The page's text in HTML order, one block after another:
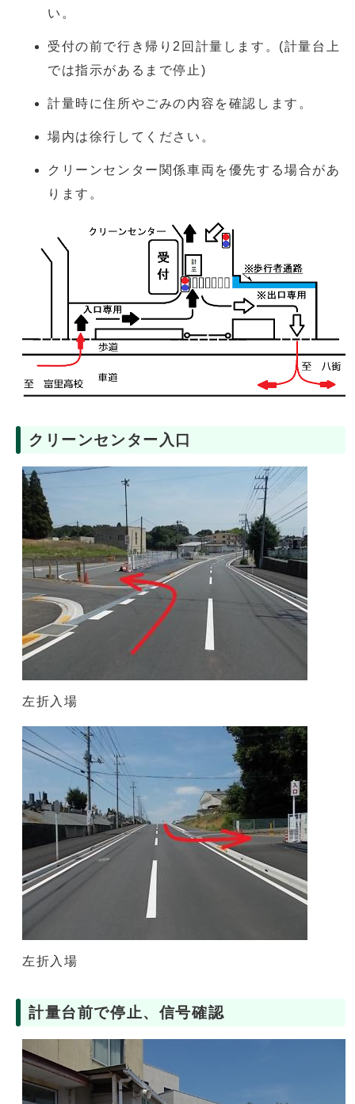
い。
受付の前で行き帰り2回計量します。(計量台上
では指示があるまで停止)
計量時に住所やごみの内容を確認します。
場内は徐行してください。
クリーンセンター関係車両を優先する場合があ
ります。
クリーンセンター入口
左折入場
左折入場
計量台前で停止、信号確認